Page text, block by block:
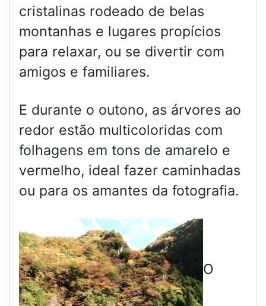
cristalinas rodeado de belas
montanhas e lugares propícios
para relaxar, ou se divertir com
amigos e familiares.
E durante o outono, as árvores ao
redor estão multicoloridas com
folhagens em tons de amarelo e
vermelho, ideal fazer caminhadas
ou para os amantes da fotografia.
O